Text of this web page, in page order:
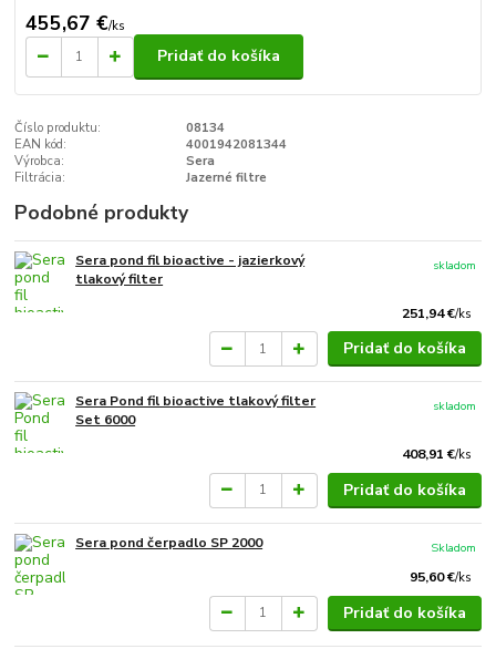
455,67 €/ks
Pridať do košíka
Číslo produktu:
08134
EAN kód:
4001942081344
Výrobca:
Sera
Filtrácia:
Jazerné filtre
Podobné produkty
Sera pond fil bioactive - jazierkový
tlakový filter
251,94 €/ks
skladom
Pridať do košíka
Sera Pond fil bioactive tlakový filter
Set 6000
408,91 €/ks
skladom
Pridať do košíka
Sera pond čerpadlo SP 2000
95,60 €/ks
Skladom
Pridať do košíka